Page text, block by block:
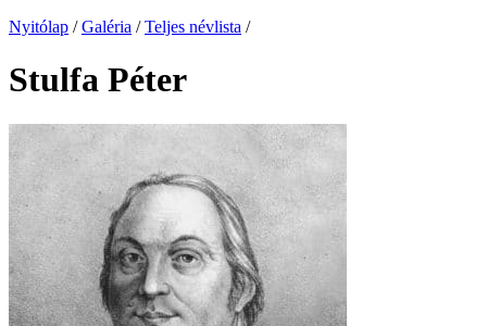
Nyitólap / Galéria / Teljes névlista /
Stulfa Péter